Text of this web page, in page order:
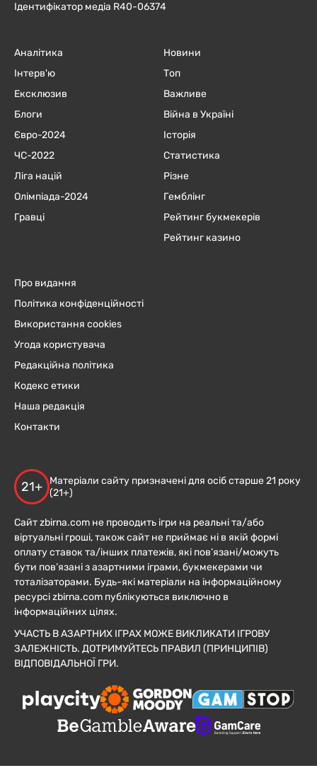
Ідентифікатор медіа R40-06374
Аналітика
Інтерв'ю
Ексклюзив
Блоги
Євро-2024
ЧC-2022
Ліга націй
Олімпіада-2024
Гравці
Новини
Топ
Важливе
Війна в Україні
Історія
Статистика
Різне
Гемблінг
Рейтинг букмекерів
Рейтинг казино
Про видання
Політика конфіденційності
Використання cookies
Угода користувача
Редакційна політика
Кодекс етики
Наша редакція
Контакти
21+
Матеріали сайту призначені для осіб старше 21 року
(21+)
Сайт zbirna.com не проводить ігри на реальні та/або
віртуальні гроші, також сайт не приймає ні в якій формі
оплату ставок та/інших платежів, які пов’язані/можуть
бути пов’язані з азартними іграми, букмекерами чи
тоталізаторами. Будь-які матеріали на інформаційному
ресурсі zbirna.com публікуються виключно в
інформаційних цілях.
УЧАСТЬ В АЗАРТНИХ ІГРАХ МОЖЕ ВИКЛИКАТИ ІГРОВУ
ЗАЛЕЖНІСТЬ. ДОТРИМУЙТЕСЬ ПРАВИЛ (ПРИНЦИПІВ)
ВІДПОВІДАЛЬНОЇ ГРИ.